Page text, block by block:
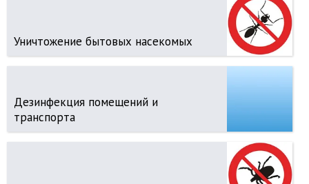
Уничтожение бытовых насекомых
Дезинфекция помещений и
транспорта